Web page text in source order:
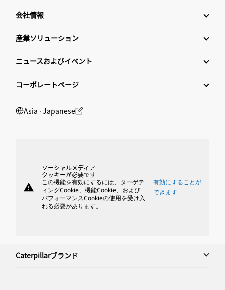
会社情報
産業ソリューション
ニュースおよびイベント
コーポレートページ
Asia ‧ Japanese
warning
ソーシャルメディア
クッキーが必要です
この機能を有効にするには、ターゲテ
ィングCookie、機能Cookie、および
パフォーマンスCookieの使用を受け入
れる必要があります。
有効にすることが
できます
Caterpillarブランド